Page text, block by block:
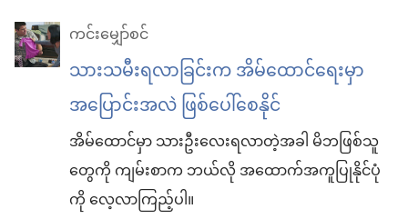
ကင်းမျှော်စင်
သားသမီးရလာခြင်းက အိမ်ထောင်ရေးမှာ
အပြောင်းအလဲ ဖြစ်ပေါ်စေနိုင်
အိမ်ထောင်မှာ သားဦးလေးရလာတဲ့အခါ မိဘဖြစ်သူ
တွေကို ကျမ်းစာက ဘယ်လို အထောက်အကူပြုနိုင်ပုံ
ကို လေ့လာကြည့်ပါ။